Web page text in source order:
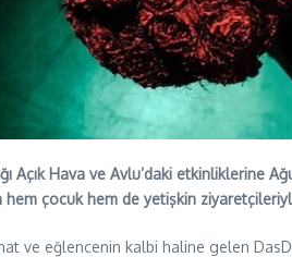
Açık Hava ve Avlu’daki etkinliklerine
çocuk hem de yetişkin
ve eğlencenin kalbi haline gelen